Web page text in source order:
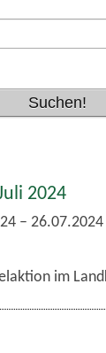
2024
– 26.07.2024
im